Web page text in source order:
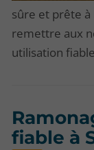
sûre et prête à
remettre aux
utilisation
fiable à